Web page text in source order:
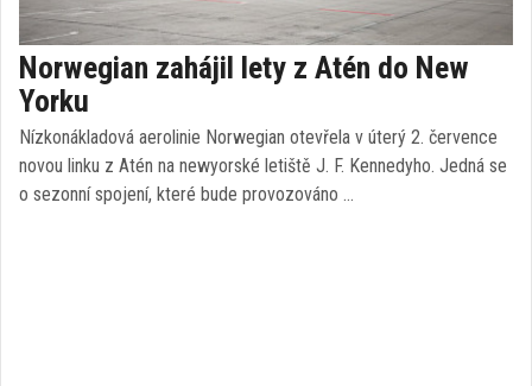
Norwegian zahájil lety z Atén do New
Yorku
Nízkonákladová aerolinie Norwegian otevřela v úterý 2. července
novou linku z Atén na newyorské letiště J. F. Kennedyho. Jedná se
o sezonní spojení, které bude provozováno …